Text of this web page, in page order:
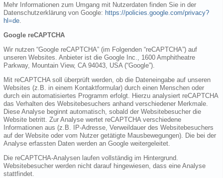
Mehr Informationen zum Umgang mit Nutzerdaten finden Sie in der
Datenschutzerklärung von Google: https://policies.google.com/privacy?
hl=de
Google reCAPTCHA
Wir nutzen “Google reCAPTCHA” (im Folgenden “reCAPTCHA”) auf
unseren Websites. Anbieter ist die Google Inc., 1600 Amphitheatre
Parkway, Mountain View, CA 94043, USA (“Google”).
Mit reCAPTCHA soll überprüft werden, ob die Dateneingabe auf unseren
Websites (z.B. in einem Kontaktformular) durch einen Menschen oder
durch ein automatisiertes Programm erfolgt. Hierzu analysiert reCAPTCHA
das Verhalten des Websitebesuchers anhand verschiedener Merkmale.
Diese Analyse beginnt automatisch, sobald der Websitebesucher die
Website betritt. Zur Analyse wertet reCAPTCHA verschiedene
Informationen aus (z.B. IP-Adresse, Verweildauer des Websitebesuchers
auf der Website oder vom Nutzer getätigte Mausbewegungen). Die bei der
Analyse erfassten Daten werden an Google weitergeleitet.
Die reCAPTCHA-Analysen laufen vollständig im Hintergrund.
Websitebesucher werden nicht darauf hingewiesen, dass eine Analyse
stattfindet.